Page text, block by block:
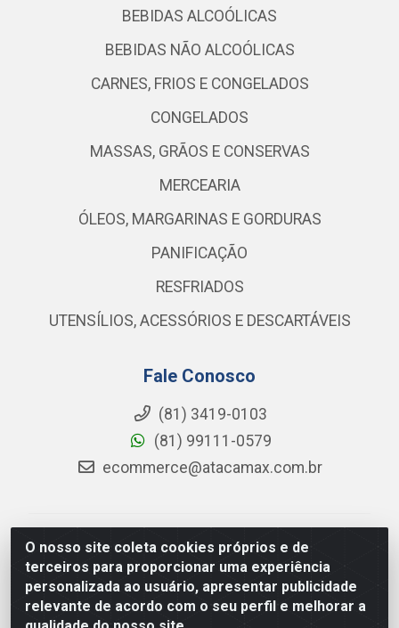
O nosso site coleta cookies próprios e de
terceiros para proporcionar uma experiência
personalizada ao usuário, apresentar publicidade
relevante de acordo com o seu perfil e melhorar a
BEBIDAS ALCOÓLICAS
BEBIDAS NÃO ALCOÓLICAS
CARNES, FRIOS E CONGELADOS
CONGELADOS
MASSAS, GRÃOS E CONSERVAS
MERCEARIA
ÓLEOS, MARGARINAS E GORDURAS
PANIFICAÇÃO
RESFRIADOS
UTENSÍLIOS, ACESSÓRIOS E DESCARTÁVEIS
Fale Conosco
(81) 3419-0103
(81) 99111-0579
ecommerce@atacamax.com.br
Atacamax Importadora de Alimentos LTDA - RODOVIA
BR-101 - SUL, KM 79,60 GP E GALPAO:D - Muribeca,
Jaboatão dos Guararapes - PE, 54355-010 - CNPJ
08.305.623/0001-84